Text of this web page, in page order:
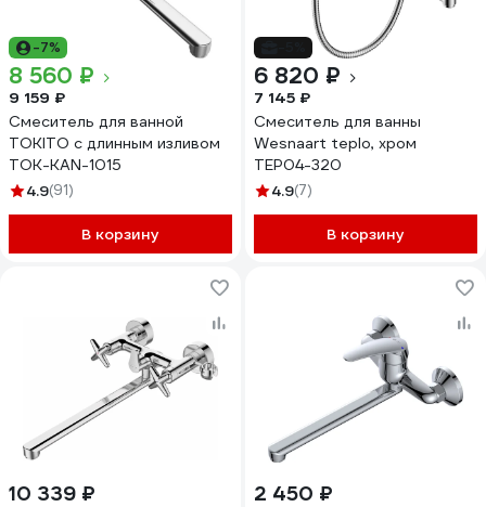
-7%
8 560 ₽
9 159 ₽
Смеситель для ванной
TOKITO с длинным изливом
TOK-KAN-1015
4.9(91)
В корзину
6 820 ₽
7 145 ₽
Смеситель для ванны
Wesnaart teplo, хром
TEP04-320
4.9(7)
В корзину
10 339 ₽ 2 450 ₽